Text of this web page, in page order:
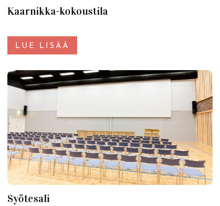
Kaarnikka-kokoustila
LUE LISÄÄ
Syötesali